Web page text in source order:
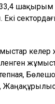
шақырым